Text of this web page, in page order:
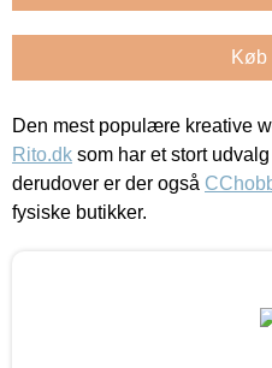
Køb
Den mest populære kreative
Rito.dk som har et stort
derudover er der også
fysiske butikker.